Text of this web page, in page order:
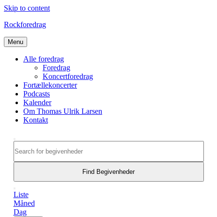
Skip to content
Rockforedrag
Menu
Alle foredrag
Foredrag
Koncertforedrag
Fortællekoncerter
Podcasts
Kalender
Om Thomas Ulrik Larsen
Kontakt
Begivenheder
Search
and
Views
Navigation
Søg
efter
Keyword.
Search
Begivenheder
Keyword.
Find Begivenheder
Views
Navigation
Måned
Liste
Måned
Dag